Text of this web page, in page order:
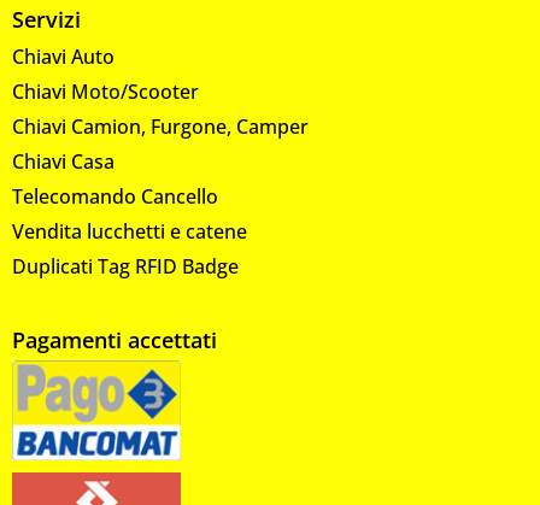
Servizi
Chiavi Auto
Chiavi Moto/Scooter
Chiavi Camion, Furgone, Camper
Chiavi Casa
Telecomando Cancello
Vendita lucchetti e catene
Duplicati Tag RFID Badge
Pagamenti accettati